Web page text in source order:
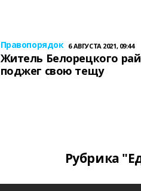
Правопорядок 6 АВГУСТА 2021, 09:44
Житель Белорецкого
поджег свою тещу
Рубрика